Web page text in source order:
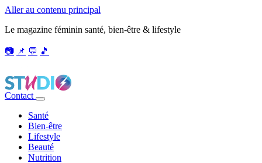
Aller au contenu principal
Le magazine féminin santé, bien-être & lifestyle
📷 📌 💬 🎵
Contact
Santé
Bien-être
Lifestyle
Beauté
Nutrition